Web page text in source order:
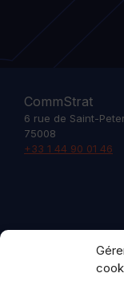
CommStrat
6 rue de Saint-
75008
+33 1 44 90 01 46
© 2026